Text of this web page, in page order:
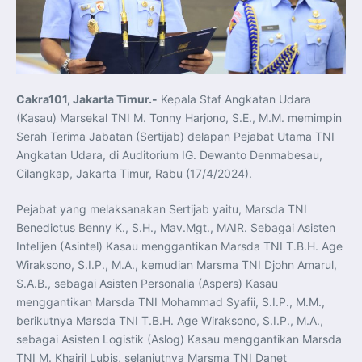
Koordinasi Jaga Stabilitas Keuangan dan Kepercayaan
Pasar
Presiden Prabowo Perkuat Sinergi Perguruan Tinggi dan
PT PAL untuk Majukan Industri Perkapalan Nasional
KASAL dan Panglima Armada Pasifik Rusia Resmi Buka
Latma ORRUDA 2026
T-50i Golden Eagle TNI AU Meriahkan Pitch Black Mindil
Indonesia dan Turki Sepakati Joint Action Plan 2026–
2027, Perkuat Pasar Kerja Inklusif hingga Transformasi
Balai Vokasi
TNI AU Tingkatkan Kemampuan Personel melalui
Pelatihan Signal Radio untuk Misi Pertahanan Udara dan
Radar
Menkeu Purbaya Instruksikan Penyelarasan Aturan KEK
untuk Perkuat Daya Saing Industri Dalam Negeri
Swasembada Gula Putih Dua Tahun dan Tembus 3 Juta
Ton
Menlu Sugiono Tekankan Inovasi sebagai Kunci
Penguatan Kerja Sama Konkret ASEAN Plus Three
Latma ORRUDA 2026 di Vladivostok Perkuat Diplomasi
Maritim TNI AL dan Rusia
Latihan DACT di Exercise Pitch Black 2026 Tingkatkan
Kesiapan Tempur Penerbang TNI AU
Menlu Sugiono: “Kekuatan Ekonomi ASEAN-RRT Harus
Menjadi Penopang Stabilitas Kawasan”
ASEAN dan Amerika Serikat Perkuat Kemitraan untuk
Jaga Stabilitas Kawasan dan Dorong Pertumbuhan
Ekonomi
Presiden Prabowo Terima Direktur FBI, Indonesia dan AS
Cakra101, Jakarta Timur.- Kepala Staf Angkatan Udara
(Kasau) Marsekal TNI M. Tonny Harjono, S.E., M.M. memimpin
Serah Terima Jabatan (Sertijab) delapan Pejabat Utama TNI
Angkatan Udara, di Auditorium IG. Dewanto Denmabesau,
Cilangkap, Jakarta Timur, Rabu (17/4/2024).
Pejabat yang melaksanakan Sertijab yaitu, Marsda TNI
Benedictus Benny K., S.H., Mav.Mgt., MAIR. Sebagai Asisten
Intelijen (Asintel) Kasau menggantikan Marsda TNI T.B.H. Age
Wiraksono, S.I.P., M.A., kemudian Marsma TNI Djohn Amarul,
S.A.B., sebagai Asisten Personalia (Aspers) Kasau
menggantikan Marsda TNI Mohammad Syafii, S.I.P., M.M.,
berikutnya Marsda TNI T.B.H. Age Wiraksono, S.I.P., M.A.,
sebagai Asisten Logistik (Aslog) Kasau menggantikan Marsda
TNI M. Khairil Lubis, selanjutnya Marsma TNI Danet